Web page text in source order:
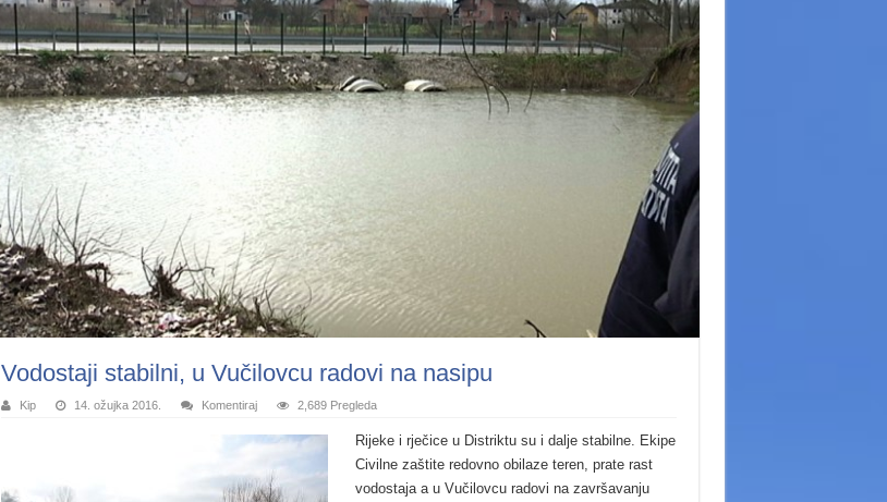
Vodostaji stabilni, u Vučilovcu radovi na nasipu
Kip 14. ožujka 2016. Komentiraj 2,689 Pregleda
Rijeke i rječice u Distriktu su i dalje stabilne. Ekipe
Civilne zaštite redovno obilaze teren, prate rast
vodostaja a u Vučilovcu radovi na završavanju